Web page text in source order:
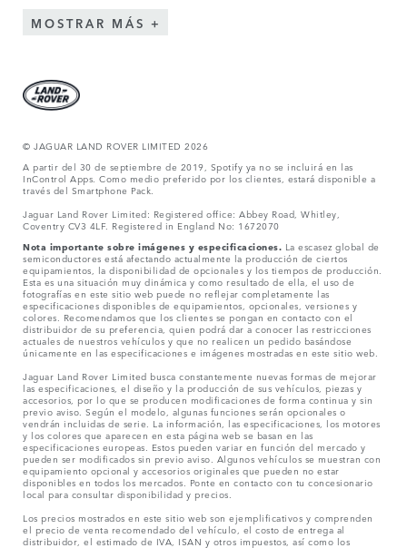
MOSTRAR MÁS
© JAGUAR LAND ROVER LIMITED 2026
A partir del 30 de septiembre de 2019, Spotify ya no se incluirá en las
InControl Apps. Como medio preferido por los clientes, estará disponible a
través del Smartphone Pack.
Jaguar Land Rover Limited: Registered office: Abbey Road, Whitley,
Coventry CV3 4LF. Registered in England No: 1672070
Nota importante sobre imágenes y especificaciones. La escasez global de
semiconductores está afectando actualmente la producción de ciertos
equipamientos, la disponibilidad de opcionales y los tiempos de producción.
Esta es una situación muy dinámica y como resultado de ella, el uso de
fotografías en este sitio web puede no reflejar completamente las
especificaciones disponibles de equipamientos, opcionales, versiones y
colores. Recomendamos que los clientes se pongan en contacto con el
distribuidor de su preferencia, quien podrá dar a conocer las restricciones
actuales de nuestros vehículos y que no realicen un pedido basándose
únicamente en las especificaciones e imágenes mostradas en este sitio web.
Jaguar Land Rover Limited busca constantemente nuevas formas de mejorar
las especificaciones, el diseño y la producción de sus vehículos, piezas y
accesorios, por lo que se producen modificaciones de forma continua y sin
previo aviso. Según el modelo, algunas funciones serán opcionales o
vendrán incluidas de serie. La información, las especificaciones, los motores
y los colores que aparecen en esta página web se basan en las
especificaciones europeas. Estos pueden variar en función del mercado y
pueden ser modificados sin previo aviso. Algunos vehículos se muestran con
equipamiento opcional y accesorios originales que pueden no estar
disponibles en todos los mercados. Ponte en contacto con tu concesionario
local para consultar disponibilidad y precios.
Los precios mostrados en este sitio web son ejemplificativos y comprenden
el precio de venta recomendado del vehículo, el costo de entrega al
distribuidor, el estimado de IVA, ISAN y otros impuestos, así como los